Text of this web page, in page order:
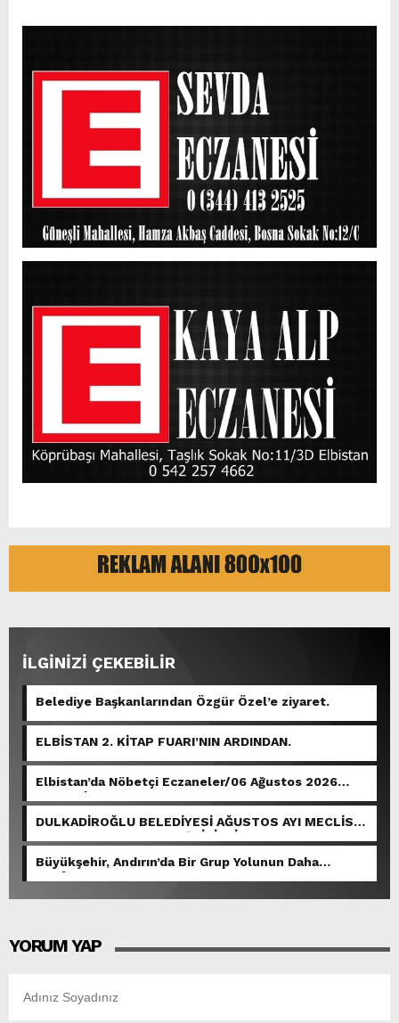
İLGİNİZİ ÇEKEBİLİR
Belediye Başkanlarından Özgür Özel’e ziyaret.
ELBİSTAN 2. KİTAP FUARI’NIN ARDINDAN.
Elbistan’da Nöbetçi Eczaneler/06 Ağustos 2026
Perşembe
DULKADİROĞLU BELEDİYESİ AĞUSTOS AYI MECLİS
TOPLANTISI GERÇEKLEŞTİRİLDİ.
Büyükşehir, Andırın’da Bir Grup Yolunun Daha
Konforunu Artırıyor.
YORUM YAP